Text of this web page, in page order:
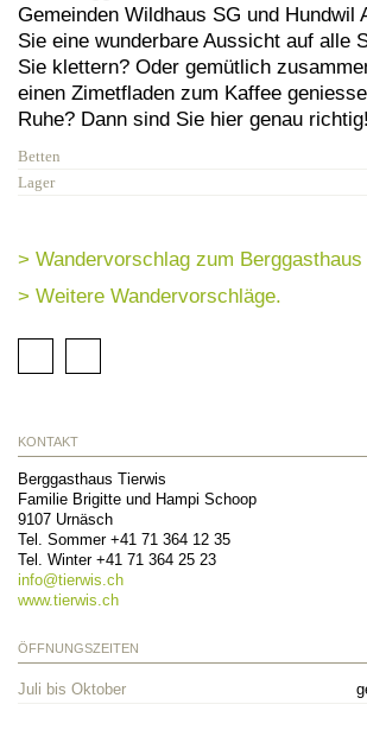
Gemeinden Wildhaus SG und Hundwil
Sie eine wunderbare Aussicht auf alle
Sie klettern? Oder gemütlich
einen Zimetfladen zum Kaffee
Ruhe? Dann sind Sie hier genau richtig!
Betten
Lager
> Wandervorschlag zum Berggasthaus
> Weitere Wandervorschläge.
KONTAKT
Berggasthaus Tierwis
Familie Brigitte und Hampi Schoop
9107 Urnäsch
Tel. Sommer +41 71 364 12 35
Tel. Winter +41 71 364 25 23
info@tierwis.ch
www.tierwis.ch
ÖFFNUNGSZEITEN
Juli bis Oktober